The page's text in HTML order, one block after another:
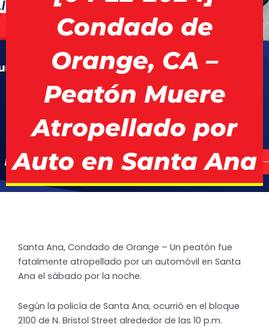
Condado de
Orange, CA –
Peatón Muere
Atropellado por
Auto en Santa Ana
Santa Ana, Condado de Orange – Un peatón fue
fatalmente atropellado por un automóvil en Santa
Ana el sábado por la noche.
Según la policía de Santa Ana, ocurrió en el bloque
2100 de N. Bristol Street alrededor de las 10 p.m.